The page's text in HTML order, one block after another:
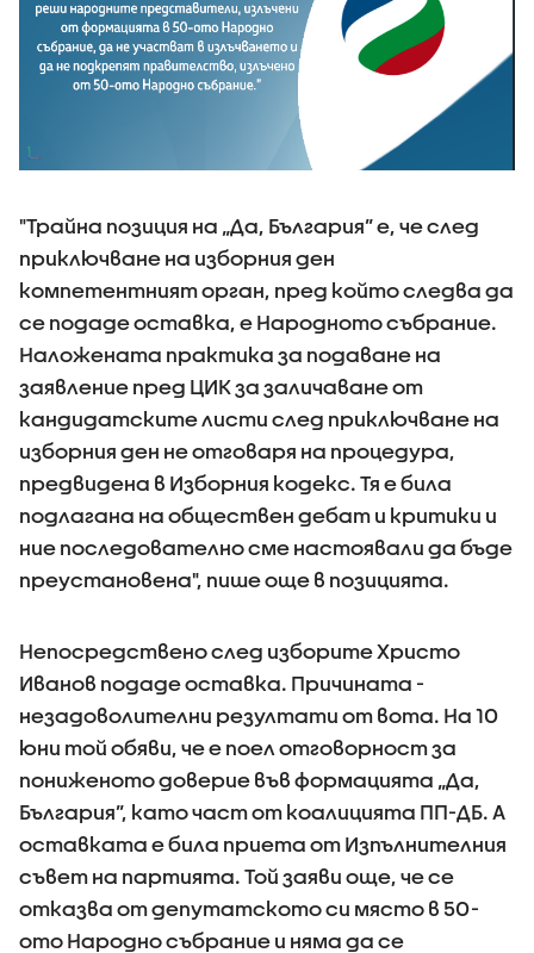
"Трайна позиция на „Да, България” е, че след
приключване на изборния ден
компетентният орган, пред който следва да
се подаде оставка, е Народното събрание.
Наложената практика за подаване на
заявление пред ЦИК за заличаване от
кандидатските листи след приключване на
изборния ден не отговаря на процедура,
предвидена в Изборния кодекс. Тя е била
подлагана на обществен дебат и критики и
ние последователно сме настоявали да бъде
преустановена", пише още в позицията.
Непосредствено след изборите Христо
Иванов подаде оставка. Причината -
незадоволителни резултати от вота. На 10
юни той обяви, че е поел отговорност за
пониженото доверие във формацията „Да,
България”, като част от коалицията ПП-ДБ. А
оставката е била приета от Изпълнителния
съвет на партията. Той заяви още, че се
отказва от депутатското си място в 50-
ото Народно събрание и няма да се